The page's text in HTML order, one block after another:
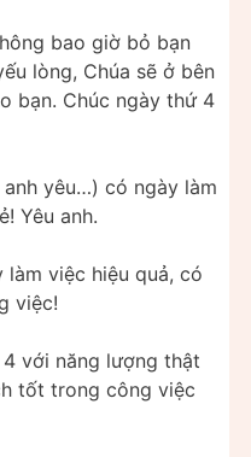
bao giờ bỏ bạn
lòng, Chúa sẽ ở bên
bạn. Chúc ngày thứ 4
yêu…) có ngày làm
Yêu anh.
làm việc hiệu quả, có
việc!
với năng lượng thật
tốt trong công việc